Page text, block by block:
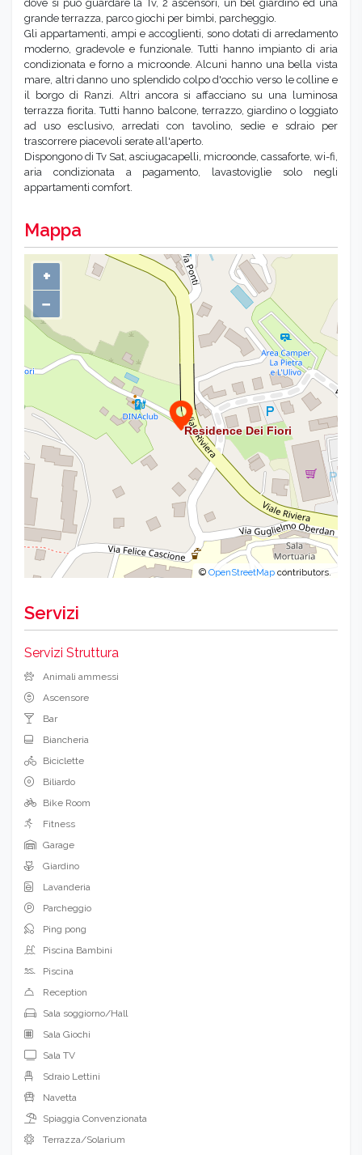
dove si può guardare la Tv, 2 ascensori, un bel giardino ed una
grande terrazza, parco giochi per bimbi, parcheggio.
Gli appartamenti, ampi e accoglienti, sono dotati di arredamento
moderno, gradevole e funzionale. Tutti hanno impianto di aria
condizionata e forno a microonde. Alcuni hanno una bella vista
mare, altri danno uno splendido colpo d'occhio verso le colline e
il borgo di Ranzi. Altri ancora si affacciano su una luminosa
terrazza fiorita. Tutti hanno balcone, terrazzo, giardino o loggiato
ad uso esclusivo, arredati con tavolino, sedie e sdraio per
trascorrere piacevoli serate all'aperto.
Dispongono di Tv Sat, asciugacapelli, microonde, cassaforte, wi-fi,
aria condizionata a pagamento, lavastoviglie solo negli
appartamenti comfort.
Mappa
+
−
©OpenStreetMap contributors.
Servizi
Servizi Struttura
Animali ammessi
Ascensore
Bar
Biancheria
Biciclette
Biliardo
Bike Room
Fitness
Garage
Giardino
Lavanderia
Parcheggio
Ping pong
Piscina Bambini
Piscina
Reception
Sala soggiorno/Hall
Sala Giochi
Sala TV
Sdraio Lettini
Navetta
Spiaggia Convenzionata
Terrazza/Solarium